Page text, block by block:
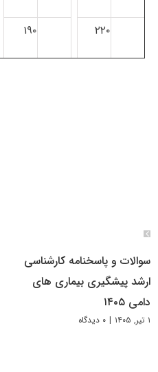
۲۲۰ ۱۹۰
سوالات و پاسخنامه کارشناسی
ارشد پیشگیری بیماری های
دامی ۱۴۰۵
۱ تیر, ۱۴۰۵ | ۰ دیدگاه